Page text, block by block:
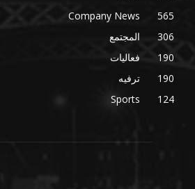
Company News
565
المجتمع
306
فعاليات
190
ترفيه
190
Sports
124